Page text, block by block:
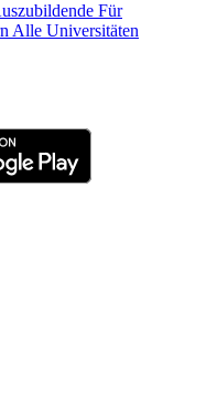
Für
Alle Universitäten